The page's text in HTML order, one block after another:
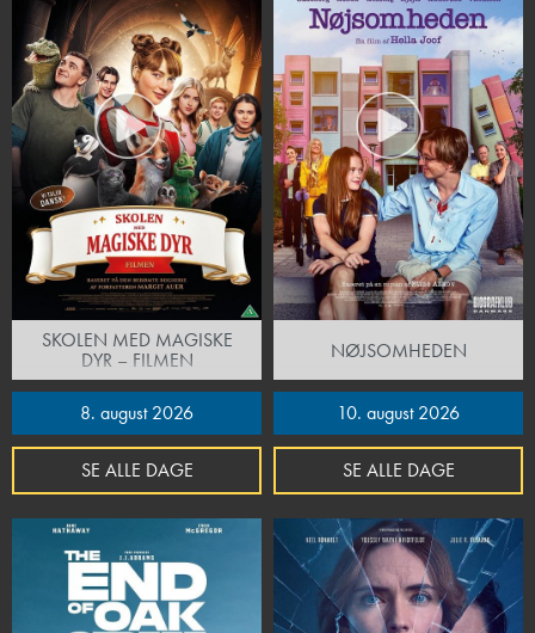
SKOLEN MED MAGISKE
DYR – FILMEN
8. august 2026
SE ALLE DAGE
NØJSOMHEDEN
10. august 2026
SE ALLE DAGE